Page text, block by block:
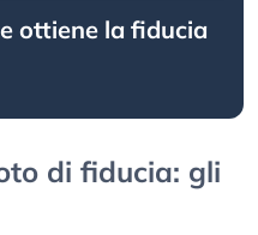
ottiene la fiducia
di fiducia: gli